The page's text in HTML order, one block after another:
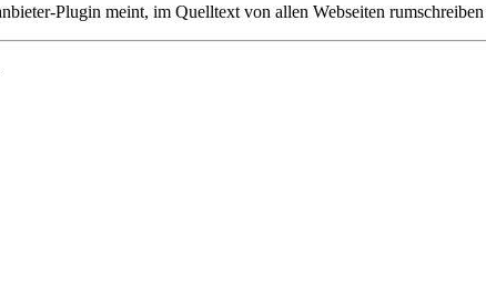
Plugin meint, im Quelltext von allen Webseiten rumschreiben